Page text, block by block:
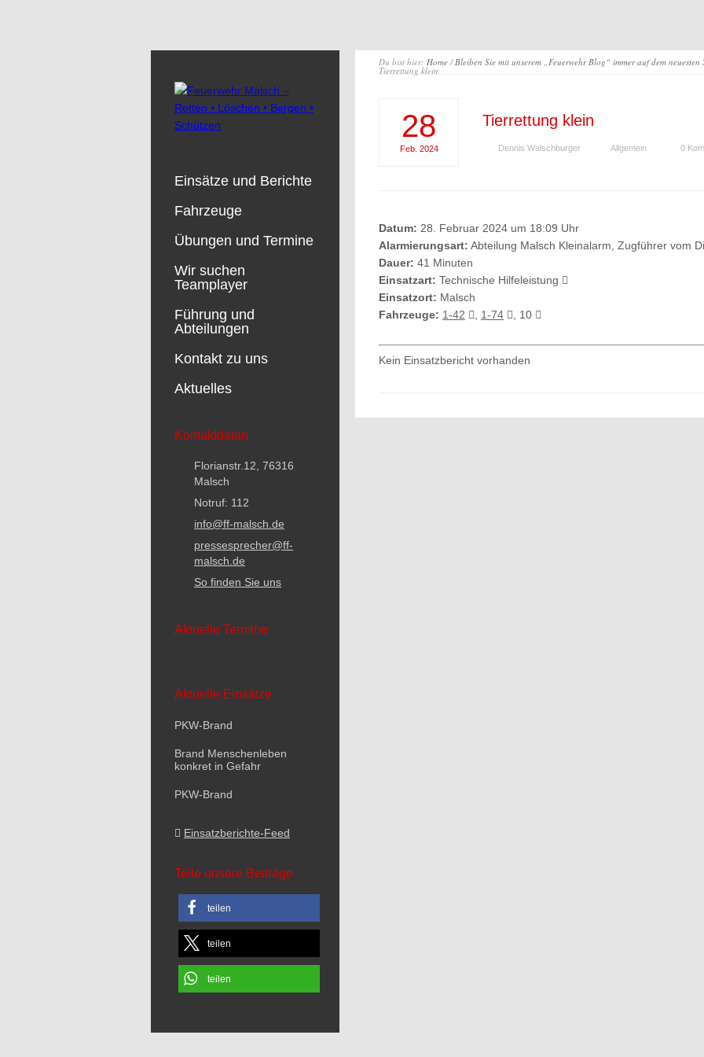
Du bist hier: Home/Bleiben Sie mit unserem „Feuerwehr Blog“ immer auf dem neuesten
Tierrettung klein
28
Feb. 2024
Tierrettung klein
Dennis Walschburger Allgemein 0
Datum: 28. Februar 2024 um 18:09 Uhr
Alarmierungsart: Abteilung Malsch Kleinalarm, Zugführer vom
Dauer: 41 Minuten
Einsatzart: Technische Hilfeleistung
Einsatzort: Malsch
Fahrzeuge: 1-42 1-74 , 10
Kein Einsatzbericht vorhanden
Einsätze und Berichte
Fahrzeuge
Übungen und Termine
Wir suchen
Teamplayer
Führung und
Abteilungen
Kontakt zu uns
Aktuelles
Kontaktdaten
Florianstr.12, 76316
Malsch
Notruf: 112
info@ff-malsch.de
pressesprecher@ff-
malsch.de
So finden Sie uns
Aktuelle Termine
Aktuelle Einsätze
PKW-Brand
Brand Menschenleben
konkret in Gefahr
PKW-Brand
Einsatzberichte-Feed
Teile unsere Beiträge
teilen
teilen
teilen